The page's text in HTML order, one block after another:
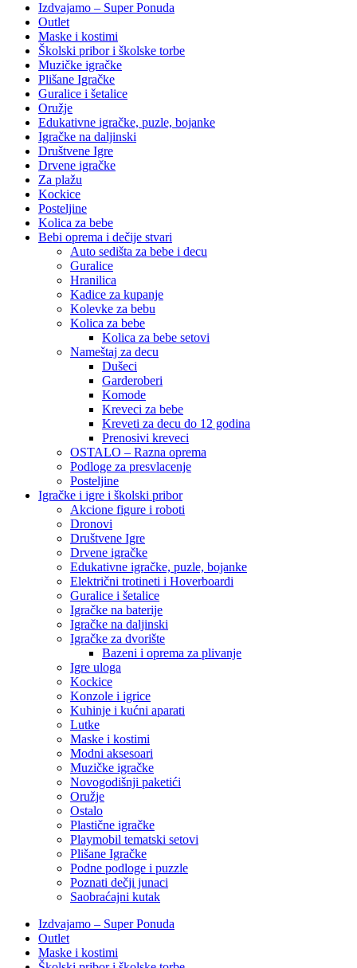
Izdvajamo – Super Ponuda
Outlet
Maske i kostimi
Školski pribor i školske torbe
Muzičke igračke
Plišane Igračke
Guralice i šetalice
Oružje
Edukativne igračke, puzle, bojanke
Igračke na daljinski
Društvene Igre
Drvene igračke
Za plažu
Kockice
Posteljine
Kolica za bebe
Bebi oprema i dečije stvari
Auto sedišta za bebe i decu
Guralice
Hranilica
Kadice za kupanje
Kolevke za bebu
Kolica za bebe
Kolica za bebe setovi
Nameštaj za decu
Dušeci
Garderoberi
Komode
Kreveci za bebe
Kreveti za decu do 12 godina
Prenosivi kreveci
OSTALO – Razna oprema
Podloge za presvlacenje
Posteljine
Igračke i igre i školski pribor
Akcione figure i roboti
Dronovi
Društvene Igre
Drvene igračke
Edukativne igračke, puzle, bojanke
Električni trotineti i Hoverboardi
Guralice i šetalice
Igračke na baterije
Igračke na daljinski
‎Igračke za dvorište
Bazeni i oprema za plivanje
Igre uloga
Kockice
Konzole i igrice
Kuhinje i kućni aparati
Lutke
Maske i kostimi
Modni aksesoari
Muzičke igračke
Novogodišnji paketići
Oružje
Ostalo
Plastične igračke
Playmobil tematski setovi
Plišane Igračke
Podne podloge i puzzle
Poznati dečji junaci
Saobraćajni kutak
Izdvajamo – Super Ponuda
Outlet
Maske i kostimi